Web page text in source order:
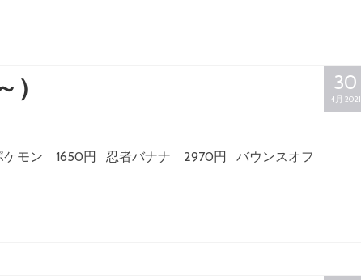
30
4月 2021
ケモン 1650円 忍者バナナ 2970円 バウンスオフ